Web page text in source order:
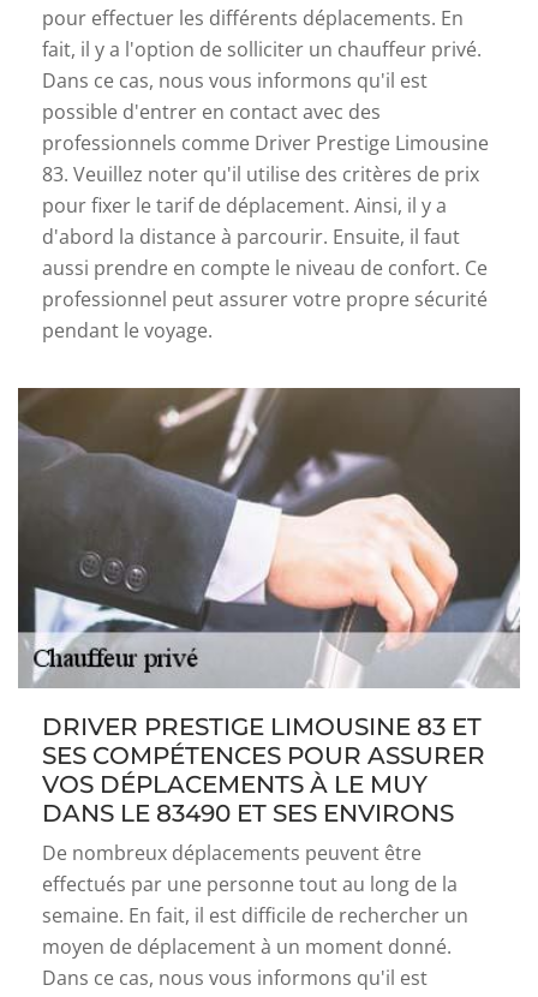
pour effectuer les différents déplacements. En
fait, il y a l'option de solliciter un chauffeur privé.
Dans ce cas, nous vous informons qu'il est
possible d'entrer en contact avec des
professionnels comme Driver Prestige Limousine
83. Veuillez noter qu'il utilise des critères de prix
pour fixer le tarif de déplacement. Ainsi, il y a
d'abord la distance à parcourir. Ensuite, il faut
aussi prendre en compte le niveau de confort. Ce
professionnel peut assurer votre propre sécurité
pendant le voyage.
DRIVER PRESTIGE LIMOUSINE 83 ET
SES COMPÉTENCES POUR ASSURER
VOS DÉPLACEMENTS À LE MUY
DANS LE 83490 ET SES ENVIRONS
De nombreux déplacements peuvent être
effectués par une personne tout au long de la
semaine. En fait, il est difficile de rechercher un
moyen de déplacement à un moment donné.
Dans ce cas, nous vous informons qu'il est